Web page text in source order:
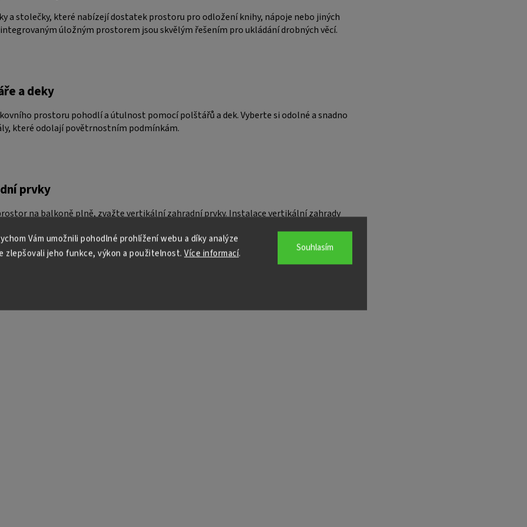
Vám umožnili pohodlné prohlížení webu a díky analýze
zlepšovali jeho funkce, výkon a použitelnost. Více informací. Souhlasím
a stolečky, které nabízejí dostatek prostoru pro odložení knihy, nápoje nebo jiných
úložným prostorem jsou skvělým řešením pro ukládání drobných věcí.
a deky
prostoru pohodlí a útulnost pomocí polštářů a dek. Vyberte si odolné a snadno
které odolají povětrnostním podmínkám.
prvky
na balkoně plně, zvažte vertikální zahradní prvky. Instalace vertikální zahrady